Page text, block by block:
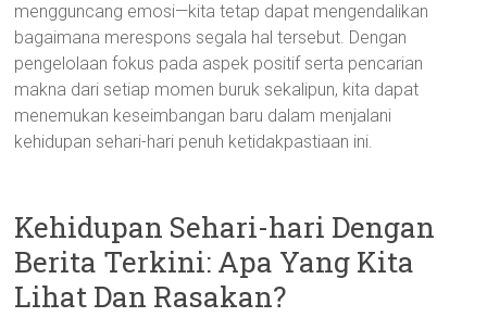
mengguncang emosi—kita tetap dapat mengendalikan
bagaimana merespons segala hal tersebut. Dengan
pengelolaan fokus pada aspek positif serta pencarian
makna dari setiap momen buruk sekalipun, kita dapat
menemukan keseimbangan baru dalam menjalani
kehidupan sehari-hari penuh ketidakpastiaan ini.
Kehidupan Sehari-hari Dengan
Berita Terkini: Apa Yang Kita
Lihat Dan Rasakan?